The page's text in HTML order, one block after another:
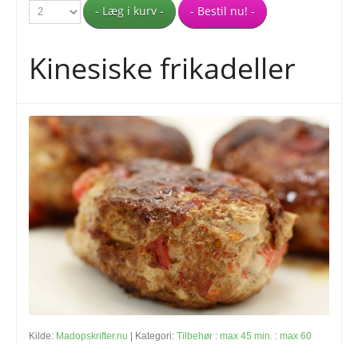
- Læg i kurv - - Bestil nu! -
Kinesiske frikadeller
Kilde: Madopskrifter.nu | Kategori: Tilbehør : max 45 min. : max 60